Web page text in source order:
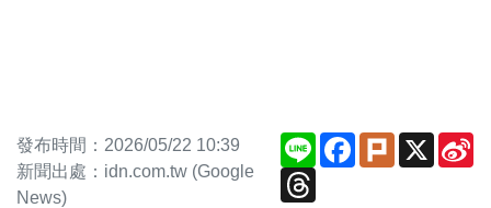
發布時間：2026/05/22 10:39
新聞出處：idn.com.tw (Google
News)
Line Facebook
Plurk X